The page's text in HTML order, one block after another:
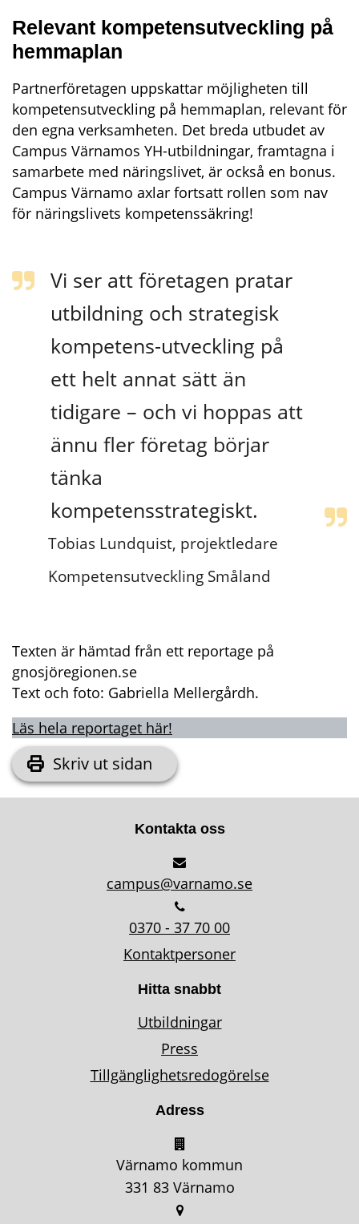
Relevant kompetensutveckling på
hemmaplan
Partnerföretagen uppskattar möjligheten till
kompetensutveckling på hemmaplan, relevant för
den egna verksamheten. Det breda utbudet av
Campus Värnamos YH-utbildningar, framtagna i
samarbete med näringslivet, är också en bonus.
Campus Värnamo axlar fortsatt rollen som nav
för näringslivets kompetenssäkring!
Vi ser att företagen pratar
utbildning och strategisk
kompetens-utveckling på
ett helt annat sätt än
tidigare – och vi hoppas att
ännu fler företag börjar
tänka
kompetensstrategiskt.
Tobias Lundquist, projektledare
Kompetensutveckling Småland
Texten är hämtad från ett reportage på
gnosjöregionen.se
Text och foto: Gabriella Mellergårdh.
Läs hela reportaget här!
Skriv ut sidan
Kontakta oss
campus@varnamo.se
0370 - 37 70 00
Kontaktpersoner
Hitta snabbt
Utbildningar
Press
Tillgänglighetsredogörelse
Adress
Värnamo kommun
331 83 Värnamo